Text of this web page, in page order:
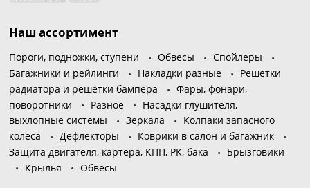
Наш ассортимент
Пороги, подножки, ступени Обвесы
Спойлеры
Багажники и рейлинги
Накладки разные
Решетки
радиатора и решетки бампера
Фары, фонари,
поворотники
Разное
Насадки глушителя,
выхлопные системы
Зеркала
Колпаки запасного
колеса
Дефлекторы
Коврики в салон и багажник
Защита двигателя, картера, КПП, РК, бака
Брызговики
Крылья
Обвесы